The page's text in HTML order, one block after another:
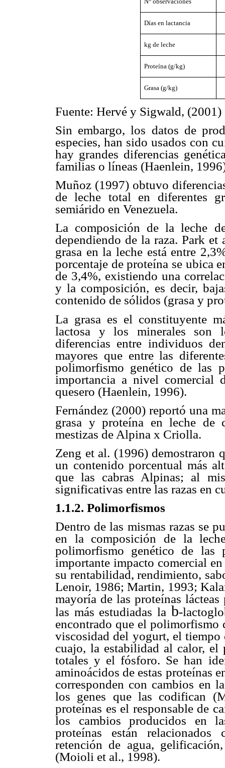
Días en lactancia
kg de leche
Proteína (g/kg)
Grasa (g/kg)
Fuente: Hervé y Sigwald, (2001)
Sin embargo, los datos de
especies, han sido usados con
hay grandes diferencias
familias o líneas (Haenlein,
Muñoz (1997) obtuvo
de leche total en diferentes
semiárido en Venezuela.
La composición de la leche
dependiendo de la raza. Park
grasa en la leche está entre
porcentaje de proteína se ubica
de 3,4%, existiendo una
y la composición, es decir,
contenido de sólidos (grasa y
La grasa es el constituyente
lactosa y los minerales son
diferencias entre individuos
mayores que entre las
polimorfismo genético de las
importancia a nivel comercial
quesero (Haenlein, 1996).
Fernández (2000) reportó una
grasa y proteína en leche de
mestizas de Alpina x Criolla.
Zeng et al. (1996) demostraron
un contenido porcentual más
que las cabras Alpinas; al
significativas entre las razas en
1.1.2. Polimorfismos
Dentro de las mismas razas se
en la composición de la
polimorfismo genético de
importante impacto comercial
su rentabilidad, rendimiento,
Lenoir, 1986; Martin, 1993;
mayoría de las proteínas
las más estudiadas la b-
encontrado que el polimorfismo
viscosidad del yogurt, el
cuajo, la estabilidad al calor, el
totales y el fósforo. Se han
aminoácidos de estas proteínas
corresponden con cambios en
los genes que las codifican
proteínas es el responsable de
los cambios producidos en
proteínas están
retención de agua,
(Moioli et al., 1998).